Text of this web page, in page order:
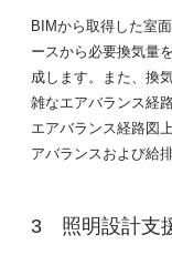
BIMから取得した室
ースから必要換気量
成します。また、換
雑なエアバランス経
エアバランス経路図
アバランスおよび給
照明設計支